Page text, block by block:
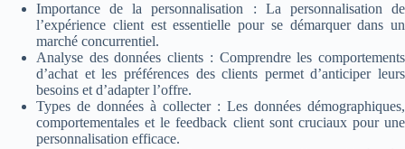
Importance de la personnalisation : La personnalisation de
l’expérience client est essentielle pour se démarquer dans un
marché concurrentiel.
Analyse des données clients : Comprendre les comportements
d’achat et les préférences des clients permet d’anticiper leurs
besoins et d’adapter l’offre.
Types de données à collecter : Les données démographiques,
comportementales et le feedback client sont cruciaux pour une
personnalisation efficace.